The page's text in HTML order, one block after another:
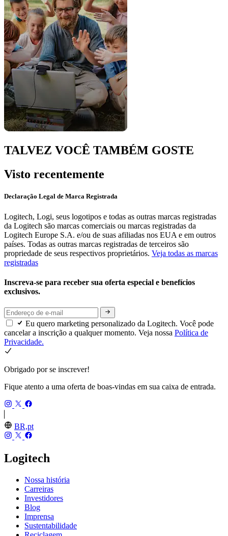
TALVEZ VOCÊ TAMBÉM GOSTE
Visto recentemente
Declaração Legal de Marca Registrada
Logitech, Logi, seus logotipos e todas as outras marcas registradas
da Logitech são marcas comerciais ou marcas registradas da
Logitech Europe S.A. e/ou de suas afiliadas nos EUA e em outros
países. Todas as outras marcas registradas de terceiros são
propriedade de seus respectivos proprietários. Veja todas as marcas
registradas
Inscreva-se para receber sua oferta especial e benefícios
exclusivos.
Eu quero marketing personalizado da Logitech. Você pode
cancelar a inscrição a qualquer momento. Veja nossa Política de
Privacidade.
Obrigado por se inscrever!
Fique atento a uma oferta de boas-vindas em sua caixa de entrada.
BR,pt
Logitech
Nossa história
Carreiras
Investidores
Blog
Imprensa
Sustentabilidade